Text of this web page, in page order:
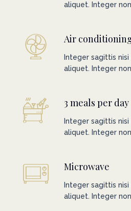
aliquet. Integer
Air
Integer sagittis
aliquet. Integer
3 meals per day
Integer sagittis
aliquet. Integer
Microwave
Integer sagittis
aliquet. Integer